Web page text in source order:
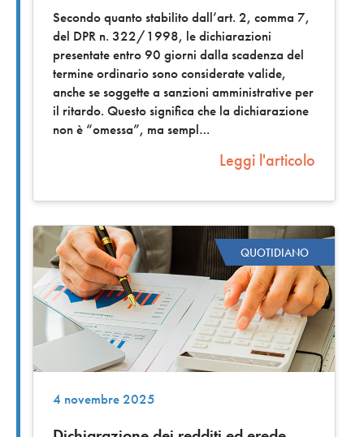
Secondo quanto stabilito dall’art. 2, comma 7,
del DPR n. 322/1998, le dichiarazioni
presentate entro 90 giorni dalla scadenza del
termine ordinario sono considerate valide,
anche se soggette a sanzioni amministrative per
il ritardo. Questo significa che la dichiarazione
non è “omessa”, ma sempl
Leggi l'articolo
QUOTIDIANO
4 novembre 2025